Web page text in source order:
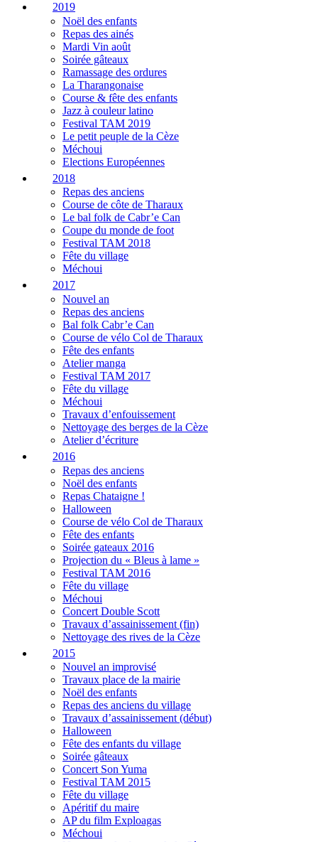
2019
Noël des enfants
Repas des ainés
Mardi Vin août
Soirée gâteaux
Ramassage des ordures
La Tharangonaise
Course & fête des enfants
Jazz à couleur latino
Festival TAM 2019
Le petit peuple de la Cèze
Méchoui
Elections Européennes
2018
Repas des anciens
Course de côte de Tharaux
Le bal folk de Cabr’e Can
Coupe du monde de foot
Festival TAM 2018
Fête du village
Méchoui
2017
Nouvel an
Repas des anciens
Bal folk Cabr’e Can
Course de vélo Col de Tharaux
Fête des enfants
Atelier manga
Festival TAM 2017
Fête du village
Méchoui
Travaux d’enfouissement
Nettoyage des berges de la Cèze
Atelier d’écriture
2016
Repas des anciens
Noël des enfants
Repas Chataigne !
Halloween
Course de vélo Col de Tharaux
Fête des enfants
Soirée gateaux 2016
Projection du « Bleus à lame »
Festival TAM 2016
Fête du village
Méchoui
Concert Double Scott
Travaux d’assainissement (fin)
Nettoyage des rives de la Cèze
2015
Nouvel an improvisé
Travaux place de la mairie
Noël des enfants
Repas des anciens du village
Travaux d’assainissement (début)
Halloween
Fête des enfants du village
Soirée gâteaux
Concert Son Yuma
Festival TAM 2015
Fête du village
Apéritif du maire
AP du film Exploagas
Méchoui